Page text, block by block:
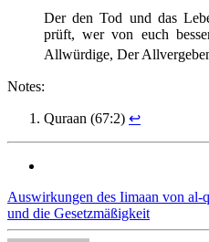
Der den Tod und das
prüft, wer von euch
Allwürdige, Der
Notes:
Quraan (67:2) ↩
Auswirkungen des Iimaan von al-
und die Gesetzmäßigkeit